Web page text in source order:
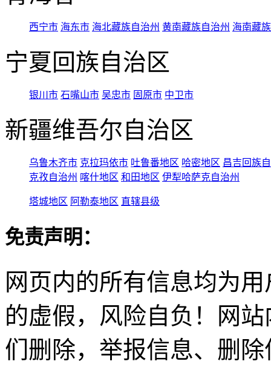
西宁市 海东市 海北藏族自治州 黄南藏族自治州 海南藏
宁夏回族自治区
银川市 石嘴山市 吴忠市 固原市 中卫市
新疆维吾尔自治区
乌鲁木齐市 克拉玛依市 吐鲁番地区 哈密地区 昌吉回族
克孜自治州 喀什地区 和田地区 伊犁哈萨克自治州
塔城地区 阿勒泰地区 直辖县级
免责声明：
网页内的所有信息均为
的虚假，风险自负！网
们删除，举报信息、删